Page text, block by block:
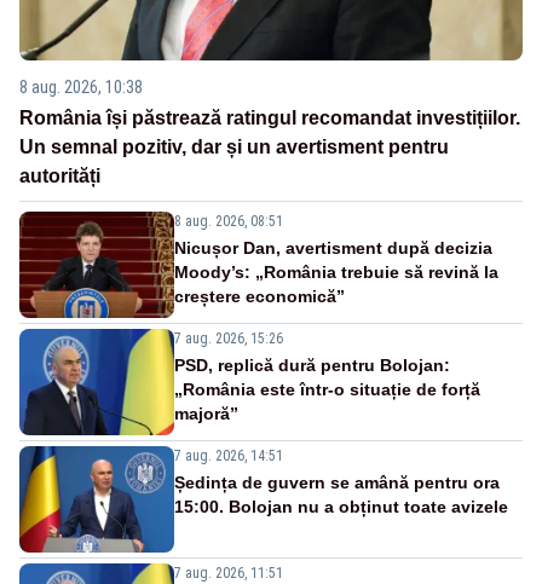
8 aug. 2026, 10:38
România își păstrează ratingul recomandat investițiilor.
Un semnal pozitiv, dar și un avertisment pentru
autorități
8 aug. 2026, 08:51
Nicușor Dan, avertisment după decizia
Moody’s: „România trebuie să revină la
creștere economică”
7 aug. 2026, 15:26
PSD, replică dură pentru Bolojan:
„România este într-o situație de forță
majoră”
7 aug. 2026, 14:51
Ședința de guvern se amână pentru ora
15:00. Bolojan nu a obținut toate avizele
7 aug. 2026, 11:51